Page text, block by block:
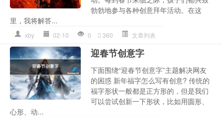
勃勃地参与各种创意拜年活动。在这
里，我将解答...
xby 02-10 0 360 文章列表
迎春节创意字
下面围绕“迎春节创意字”主题解决网友
的困惑 新年福字怎么写有创意? 传统的
福字形状一般都是正方形的，但是我们
可以尝试创新一下形状，比如用圆形、
心形、动...